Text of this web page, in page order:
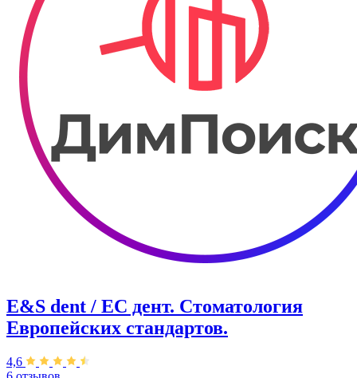
E&S dent / ЕС дент. Стоматология
Европейских стандартов.
4,6